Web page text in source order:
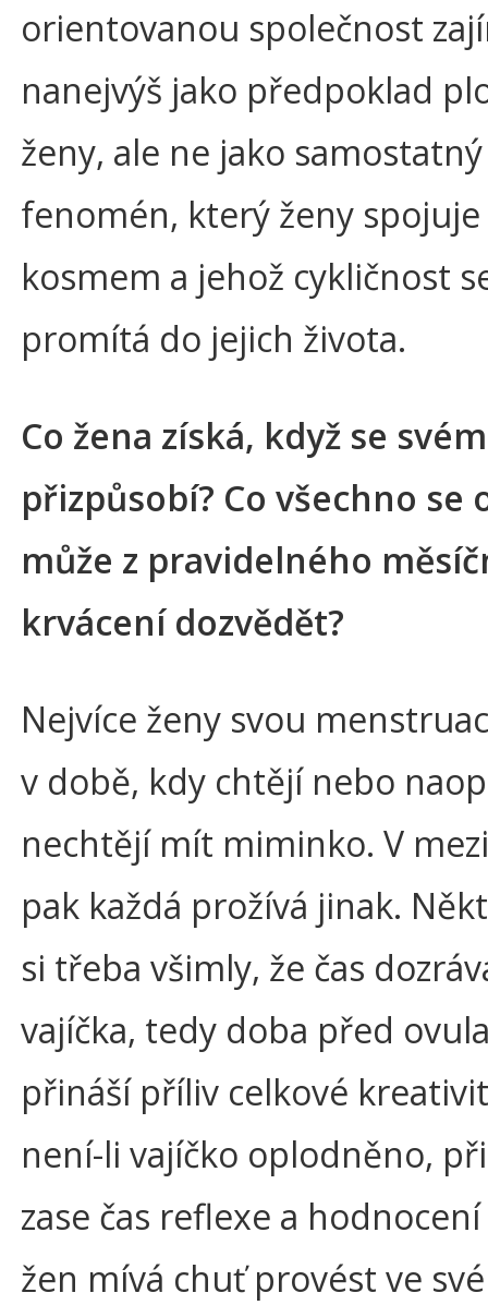
orientovanou společnost
nanejvýš jako předpoklad
ženy, ale ne jako samostatný
fenomén, který ženy spojuje
kosmem a jehož cykličnost
promítá do jejich života.
Co žena získá, když se
přizpůsobí? Co všechno se
může z pravidelného
krvácení dozvědět?
Nejvíce ženy svou
v době, kdy chtějí nebo
nechtějí mít miminko. V
pak každá prožívá jinak.
si třeba všimly, že čas
vajíčka, tedy doba před
přináší příliv celkové
není-li vajíčko oplodněno,
zase čas reflexe a
žen mívá chuť provést ve